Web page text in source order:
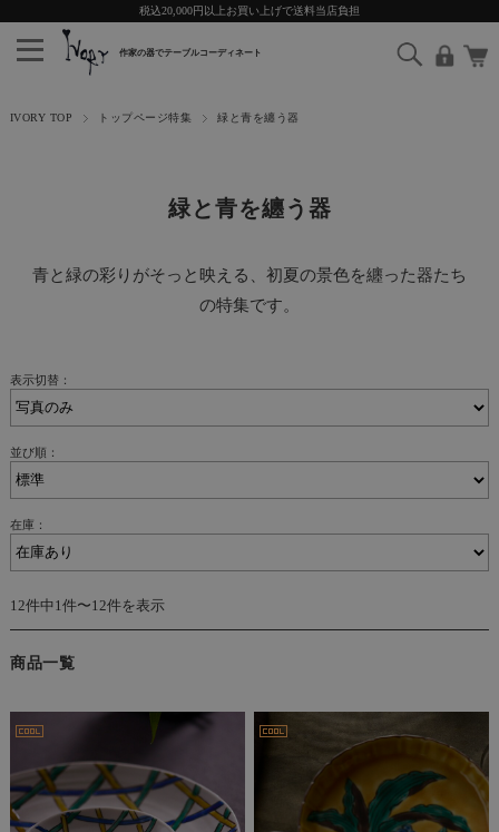
税込20,000円以上お買い上げで送料当店負担
IVORY TOP トップページ特集 緑と青を纏う器
緑と青を纏う器
青と緑の彩りがそっと映える、初夏の景色を纏った器たち
の特集です。
表示切替：
並び順：
在庫：
12件中1件〜12件を表示
商品一覧